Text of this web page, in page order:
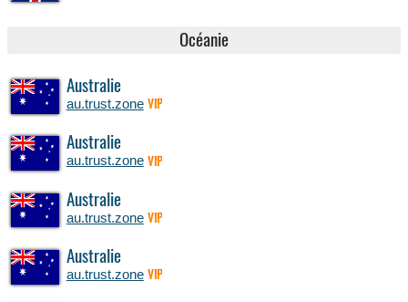
Océanie
Australie
au.trust.zone VIP
Australie
au.trust.zone VIP
Australie
au.trust.zone VIP
Australie
au.trust.zone VIP